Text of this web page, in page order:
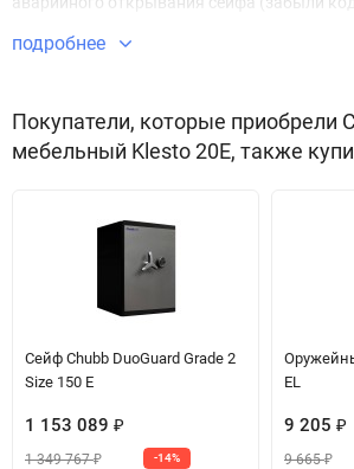
батарейки).
подробнее
Покупатели, которые приобрели
мебельный Klesto 20E, также
Сейф Chubb DuoGuard Grade 2
Size 150 E
1 153 089 ₽
1 349 767₽ -14%
EL
9 205 ₽
9 665₽